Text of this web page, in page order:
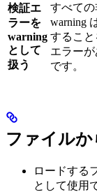
検証エ
ラーを
warning
として
扱う
すべての
warning
するこ
エラー
です。
ファイル
ロードする
として使用